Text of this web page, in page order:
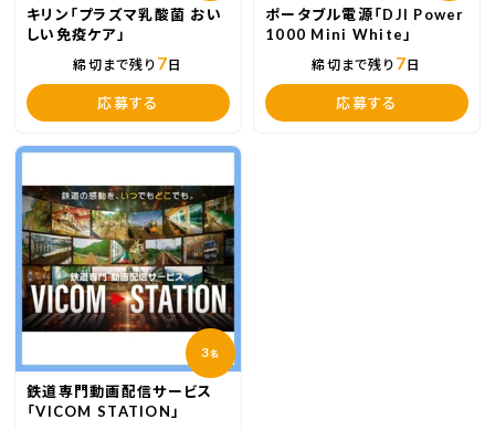
キリン「プラズマ乳酸菌 おい
しい免疫ケア」
締切まで残り 7日
応募する
ポータブル電源「DJI Power
1000 Mini White」
締切まで残り 7日
応募する
3名
鉄道専門動画配信サービス
「VICOM STATION」